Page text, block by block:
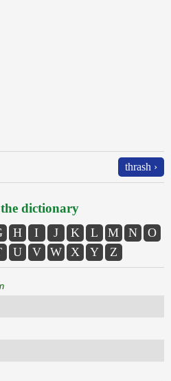
thrash ›
dictionary
H I J K L M N
O
U V W X Y Z